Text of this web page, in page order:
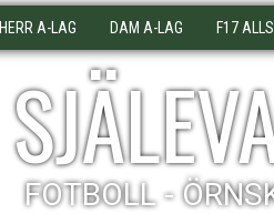
HERR A-LAG DAM A-LAG F17
FOTBOLL -